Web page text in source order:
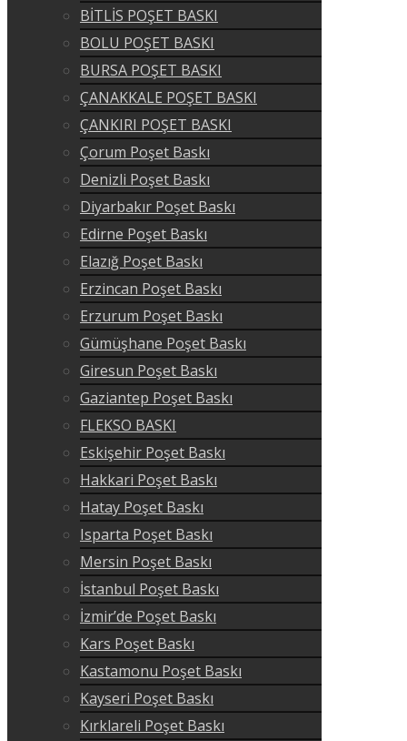
BİTLİS POŞET BASKI
BOLU POŞET BASKI
BURSA POŞET BASKI
ÇANAKKALE POŞET BASKI
ÇANKIRI POŞET BASKI
Çorum Poşet Baskı
Denizli Poşet Baskı
Diyarbakır Poşet Baskı
Edirne Poşet Baskı
Elazığ Poşet Baskı
Erzincan Poşet Baskı
Erzurum Poşet Baskı
Gümüşhane Poşet Baskı
Giresun Poşet Baskı
Gaziantep Poşet Baskı
FLEKSO BASKI
Eskişehir Poşet Baskı
Hakkari Poşet Baskı
Hatay Poşet Baskı
Isparta Poşet Baskı
Mersin Poşet Baskı
İstanbul Poşet Baskı
İzmir’de Poşet Baskı
Kars Poşet Baskı
Kastamonu Poşet Baskı
Kayseri Poşet Baskı
Kırklareli Poşet Baskı